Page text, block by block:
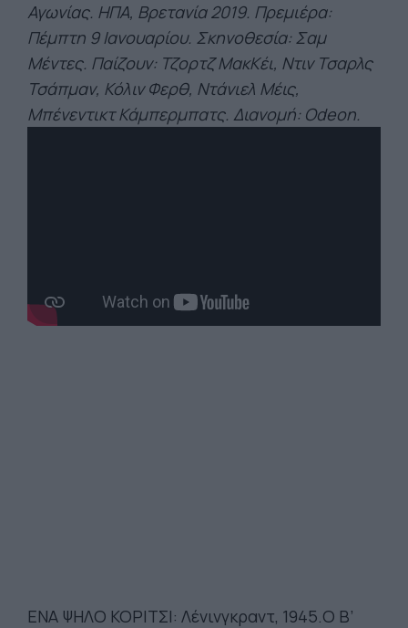
Αγωνίας. ΗΠΑ, Βρετανία 2019. Πρεμιέρα:
Πέμπτη 9 Ιανουαρίου. Σκηνοθεσία: Σαμ
Μέντες. Παίζουν: Τζορτζ ΜακΚέι, Ντιν Τσαρλς
Τσάπμαν, Κόλιν Φερθ, Ντάνιελ Μέις,
Μπένεντικτ Κάμπερμπατς. Διανομή: Odeon.
ΕΝΑ ΨΗΛΟ ΚΟΡΙΤΣΙ: Λένινγκραντ, 1945.Ο Β’